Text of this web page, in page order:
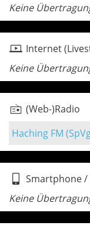
Keine
Internet
Keine
(Web-)Radio
Haching FM
Smartphone /
Keine